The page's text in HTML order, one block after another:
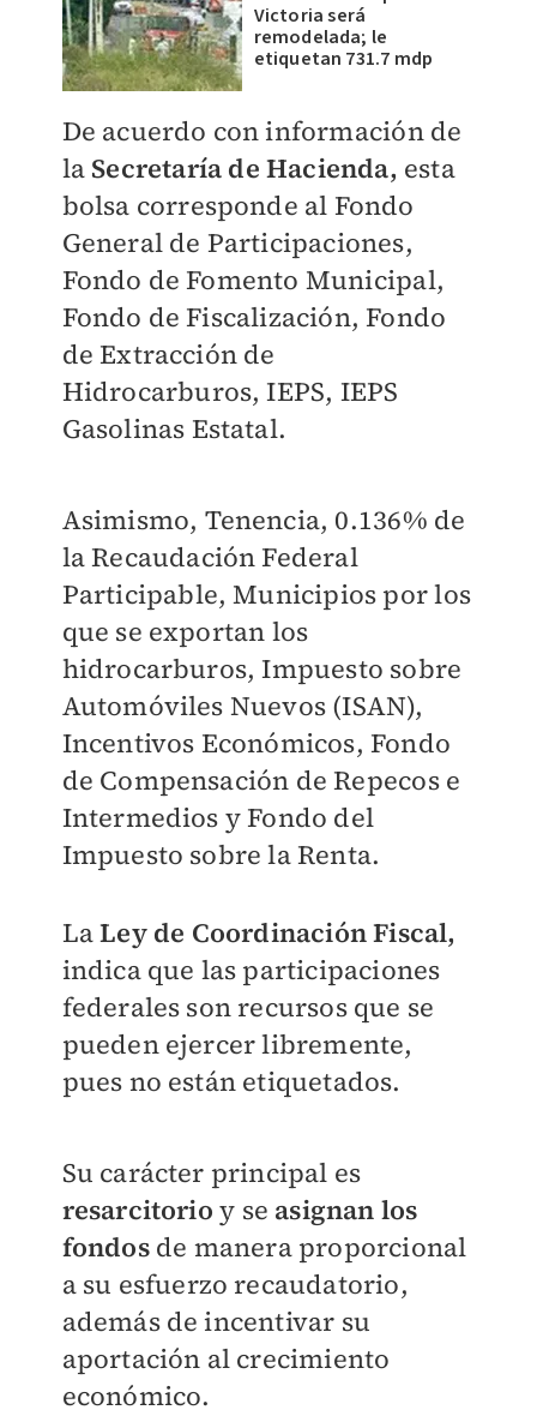
Victoria será
remodelada; le
etiquetan 731.7 mdp
De acuerdo con información de
la Secretaría de Hacienda, esta
bolsa corresponde al Fondo
General de Participaciones,
Fondo de Fomento Municipal,
Fondo de Fiscalización, Fondo
de Extracción de
Hidrocarburos, IEPS, IEPS
Gasolinas Estatal.
Asimismo, Tenencia, 0.136% de
la Recaudación Federal
Participable, Municipios por los
que se exportan los
hidrocarburos, Impuesto sobre
Automóviles Nuevos (ISAN),
Incentivos Económicos, Fondo
de Compensación de Repecos e
Intermedios y Fondo del
Impuesto sobre la Renta.
LaLey de Coordinación Fiscal,
indica que las participaciones
federales son recursos que se
pueden ejercer libremente,
pues no están etiquetados.
Su carácter principal es
resarcitorioy se asignan los
fondosde manera proporcional
a su esfuerzo recaudatorio,
además de incentivar su
aportación al crecimiento
económico.